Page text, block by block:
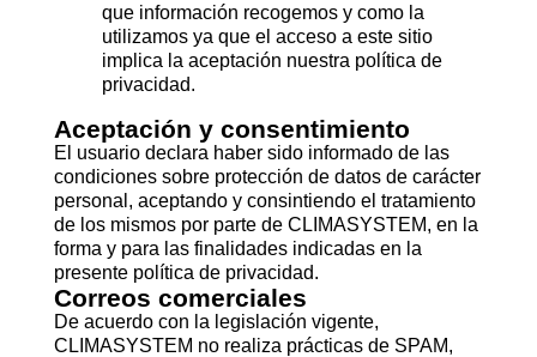
que información recogemos y como la
utilizamos ya que el acceso a este sitio
implica la aceptación nuestra política de
privacidad.
Aceptación y consentimiento
El usuario declara haber sido informado de las
condiciones sobre protección de datos de carácter
personal, aceptando y consintiendo el tratamiento
de los mismos por parte de CLIMASYSTEM, en la
forma y para las finalidades indicadas en la
presente política de privacidad.
Correos comerciales
De acuerdo con la legislación vigente,
CLIMASYSTEM no realiza prácticas de SPAM,